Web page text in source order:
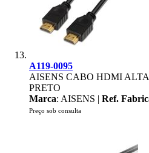
A119-0095
AISENS CABO HDMI
PRETO
Marca: AISENS | Ref.
Preço sob consulta